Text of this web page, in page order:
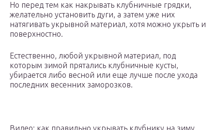
Но перед тем как накрывать клубничные грядки,
желательно установить дуги, а затем уже них
натягивать укрывной материал, хотя можно укрыть и
поверхностно.
Естественно, любой укрывной материал, под
которым зимой прятались клубничные кусты,
убирается либо весной или еще лучше после ухода
последних весенних заморозков.
Видео: как правильно укрывать клубнику на зиму